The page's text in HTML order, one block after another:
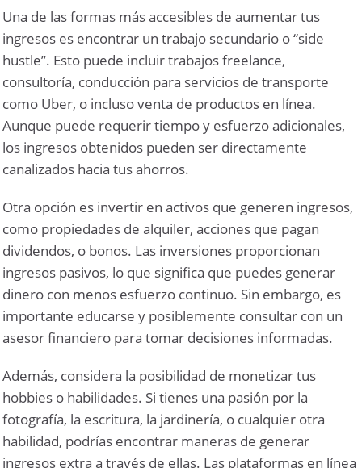
Una de las formas más accesibles de aumentar tus
ingresos es encontrar un trabajo secundario o “side
hustle”. Esto puede incluir trabajos freelance,
consultoría, conducción para servicios de transporte
como Uber, o incluso venta de productos en línea.
Aunque puede requerir tiempo y esfuerzo adicionales,
los ingresos obtenidos pueden ser directamente
canalizados hacia tus ahorros.
Otra opción es invertir en activos que generen ingresos,
como propiedades de alquiler, acciones que pagan
dividendos, o bonos. Las inversiones proporcionan
ingresos pasivos, lo que significa que puedes generar
dinero con menos esfuerzo continuo. Sin embargo, es
importante educarse y posiblemente consultar con un
asesor financiero para tomar decisiones informadas.
Además, considera la posibilidad de monetizar tus
hobbies o habilidades. Si tienes una pasión por la
fotografía, la escritura, la jardinería, o cualquier otra
habilidad, podrías encontrar maneras de generar
ingresos extra a través de ellas. Las plataformas en línea